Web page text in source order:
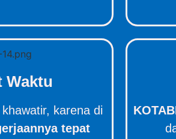
Waktu
karena di
tepat